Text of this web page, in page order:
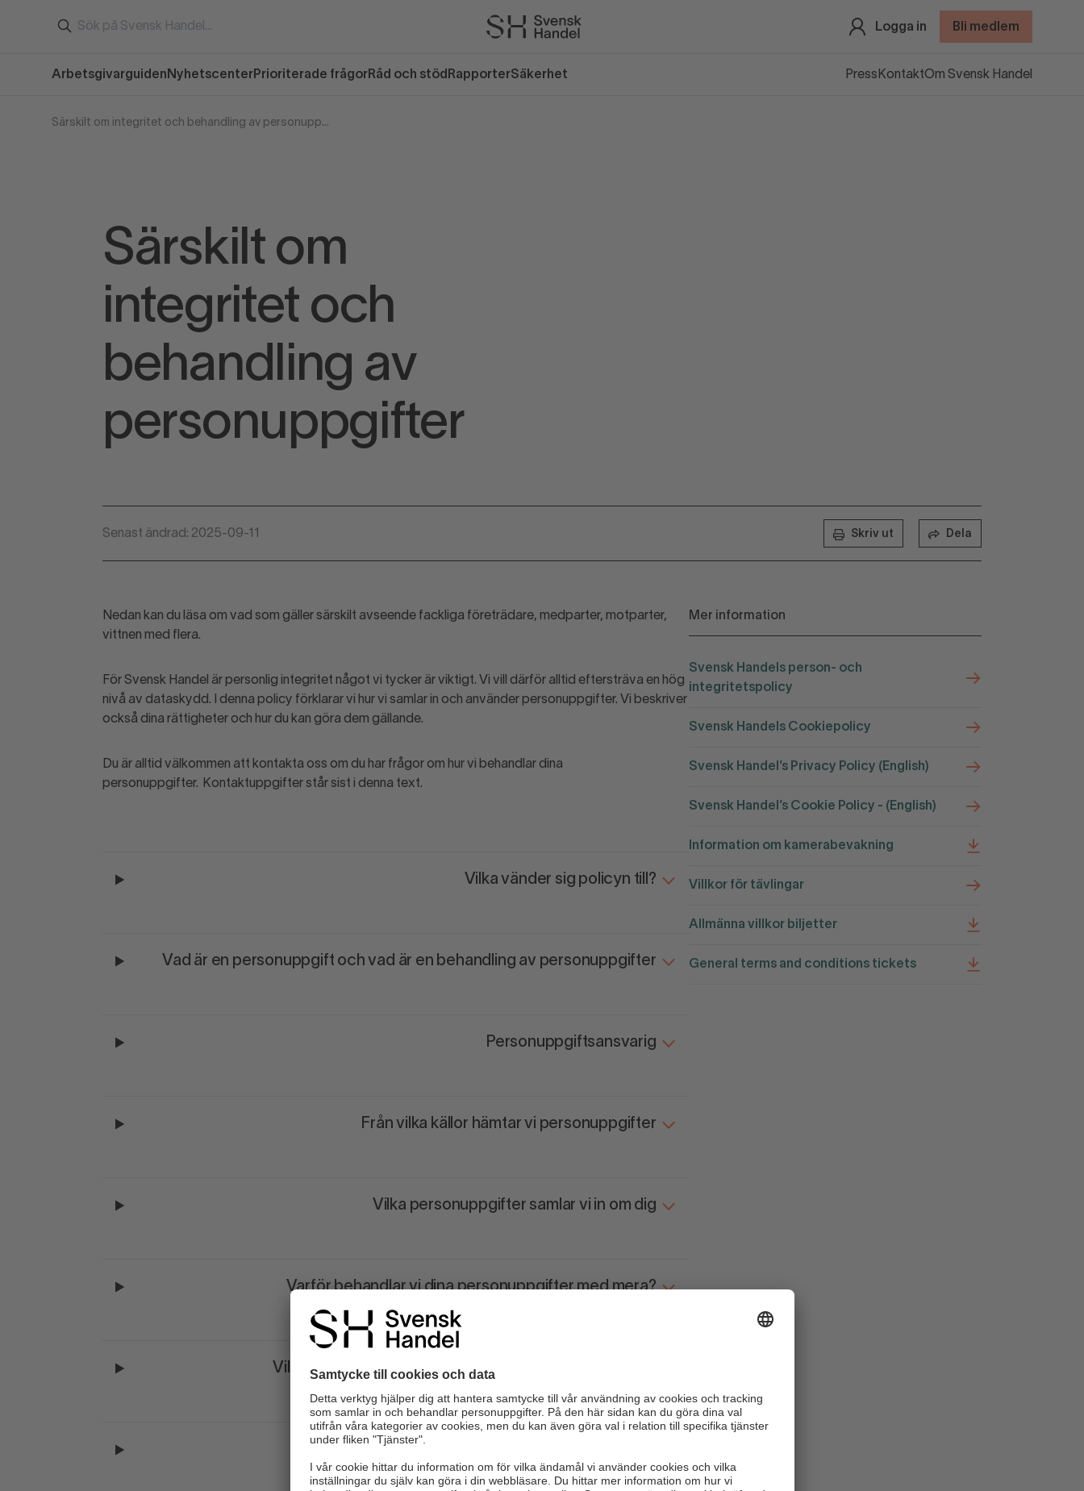
Logga in Bli medlem
Arbetsgivarguiden Nyhetscenter Prioriterade frågor Råd och stöd RapporterSäkerhet Press KontaktOm Svensk Handel
Särskilt om integritet och behandling av personuppgifter
Särskilt om
integritet och
behandling av
personuppgifter
Senast ändrad: 2025-09-11 Skriv ut Dela
Nedan kan du läsa om vad som gäller särskilt avseende fackliga företrädare, medparter, motparter,
vittnen med flera.
För Svensk Handel är personlig integritet något vi tycker är viktigt. Vi vill därför alltid eftersträva en hög
nivå av dataskydd. I denna policy förklarar vi hur vi samlar in och använder personuppgifter. Vi beskriver
också dina rättigheter och hur du kan göra dem gällande.
Du är alltid välkommen att kontakta oss om du har frågor om hur vi behandlar dina
personuppgifter. Kontaktuppgifter står sist i denna text.
Vilka vänder sig policyn till?
Vad är en personuppgift och vad är en behandling av personuppgifter
Personuppgiftsansvarig
Från vilka källor hämtar vi personuppgifter
Vilka personuppgifter samlar vi in om dig
Varför behandlar vi dina personuppgifter med mera?
Vilka kan vi komma att dela dina personuppgifter med?
Mer information
Svensk Handels person- och
integritetspolicy
Svensk Handels Cookiepolicy
Svensk Handel’s Privacy Policy (English)
Svensk Handel’s Cookie Policy - (English)
Information om kamerabevakning
Villkor för tävlingar
Allmänna villkor biljetter
General terms and conditions tickets